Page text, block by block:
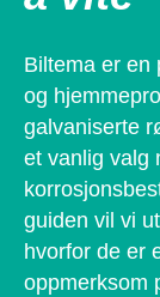
Biltema er
og
galvaniserte
et vanlig valg
guiden vil vi
hvorfor de er
oppmerksom